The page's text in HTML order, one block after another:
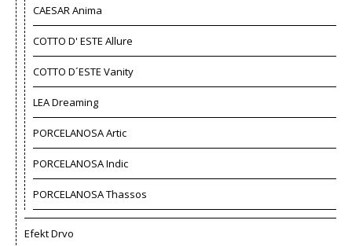
CAESAR Anima
COTTO D' ESTE Allure
COTTO D´ESTE Vanity
LEA Dreaming
PORCELANOSA Artic
PORCELANOSA Indic
PORCELANOSA Thassos
Efekt Drvo